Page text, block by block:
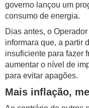
governo lançou um
consumo de energia.
Dias antes, o
informara que, a partir
insuficiente para fazer
aumentar o nível de
para evitar apagões.
Mais inflação,